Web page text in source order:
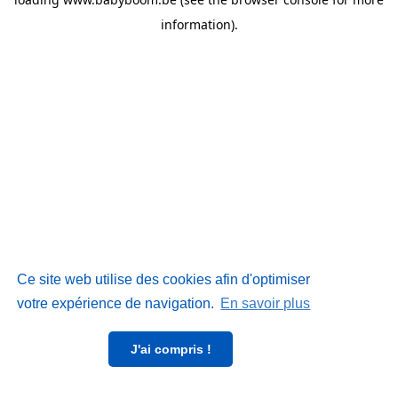
Ce site web utilise des cookies afin d'optimiser
votre expérience de navigation. En savoir plus
J'ai compris !
information).